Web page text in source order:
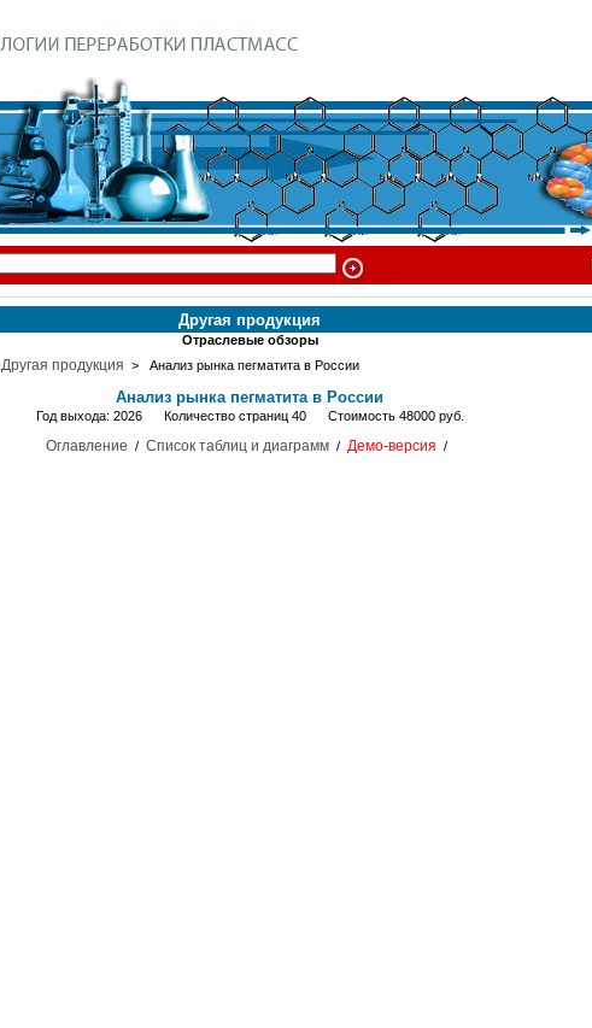
Другая продукция
Отраслевые обзоры
Другая продукция > Анализ рынка пегматита в России
Анализ рынка пегматита в России
Год выхода: 2026 Количество страниц 40 Стоимость 48000 руб.
Оглавление / Список таблиц и диаграмм/ Демо-версия /